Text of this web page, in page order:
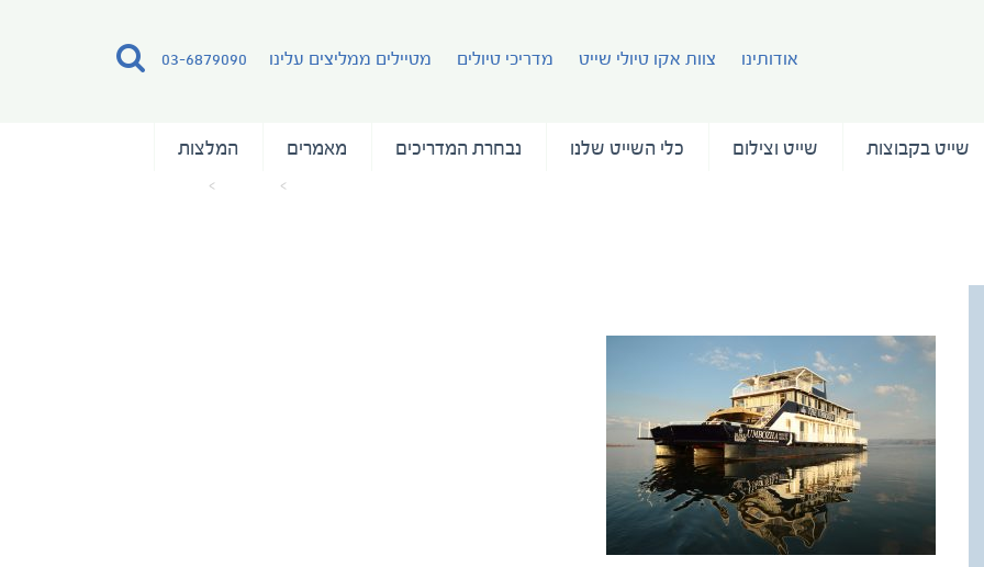
03-6879090 אודותינו צוות אקו טיולי שייט מדריכי טיולים מטיילים ממליצים עלינו
שייט בקבוצות שייט וצילום כלי השייט שלנו נבחרת המדריכים מאמרים המלצות